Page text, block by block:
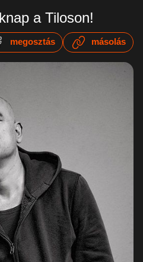
a Tiloson!
megosztás másolás